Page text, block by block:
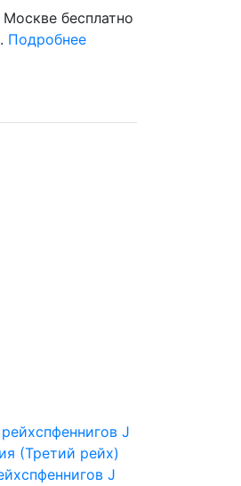
бесплатно
Подробнее
J